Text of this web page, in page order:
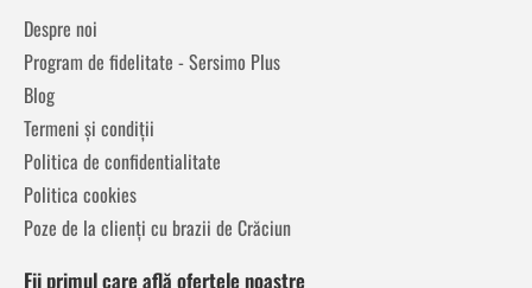
Despre noi
Program de fidelitate - Sersimo Plus
Blog
Termeni și condiții
Politica de confidentialitate
Politica cookies
Poze de la clienți cu brazii de Crăciun
Fii primul care află ofertele noastre